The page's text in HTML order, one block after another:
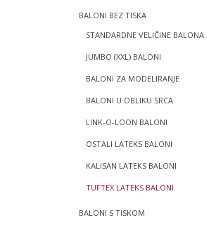
BALONI BEZ TISKA
STANDARDNE VELIČINE BALONA
JUMBO (XXL) BALONI
BALONI ZA MODELIRANJE
BALONI U OBLIKU SRCA
LINK-O-LOON BALONI
OSTALI LATEKS BALONI
KALISAN LATEKS BALONI
TUFTEX LATEKS BALONI
BALONI S TISKOM